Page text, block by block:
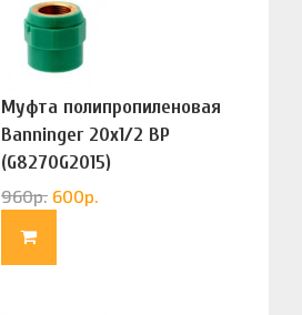
Муфта полипропиленовая
Banninger 20х1/2 ВР
(G8270G2015)
960р. 600р.